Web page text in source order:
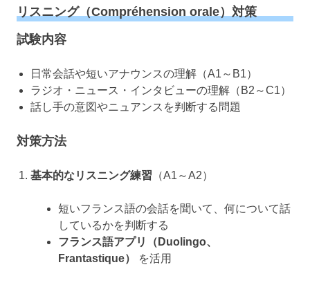
リスニング（Compréhension orale）対策
試験内容
日常会話や短いアナウンスの理解（A1～B1）
ラジオ・ニュース・インタビューの理解（B2～C1）
話し手の意図やニュアンスを判断する問題
対策方法
基本的なリスニング練習 （A1～A2）
短いフランス語の会話を聞いて、何について話
しているかを判断する
フランス語アプリ（Duolingo、
Frantastique）
を活用